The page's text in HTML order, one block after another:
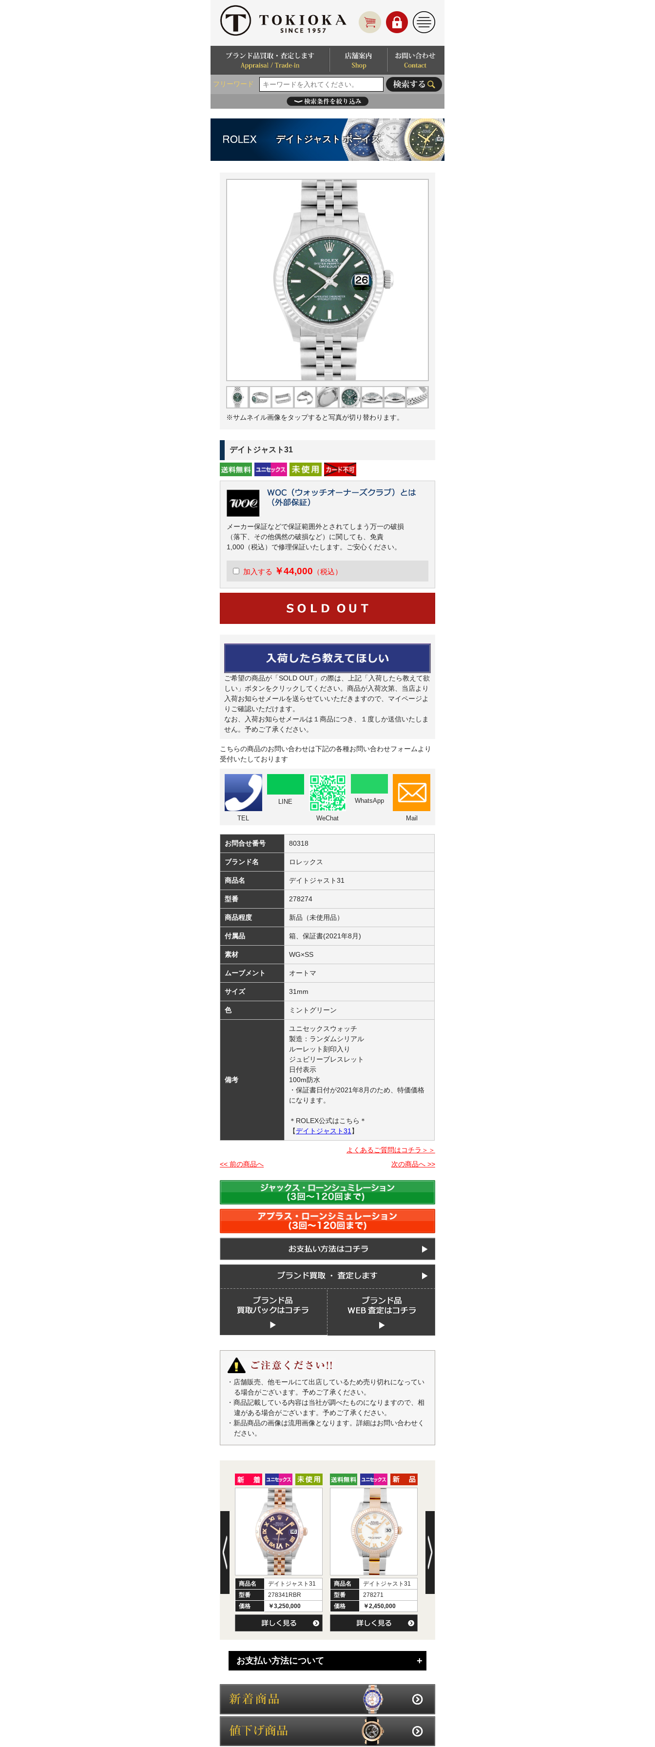
フリーワード
デイトジャスト ボーイズ
※サムネイル画像をタップすると写真が切り替わります。
デイトジャスト31
メーカー保証などで保証範囲外とされてしまう万一の破損
（落下、その他偶然の破損など）に関しても、免責
1,000（税込）で修理保証いたします。ご安心ください。
加入する ￥44,000 （税込）
ご希望の商品が「SOLD OUT」の際は、上記「入荷したら教えて欲
しい」ボタンをクリックしてください。商品が入荷次第、当店より
入荷お知らせメールを送らせていいただきますので、マイページよ
りご確認いただけます。
なお、入荷お知らせメールは１商品につき、１度しか送信いたしま
せん。予めご了承ください。
こちらの商品のお問い合わせは下記の各種お問い合わせフォームより
受付いたしております
TEL
LINE
WeChat
WhatsApp
Mail
お問合せ番号 80318
ブランド名 ロレックス
商品名 デイトジャスト31
型番 278274
商品程度 新品（未使用品）
付属品 箱、保証書(2021年8月)
素材 WG×SS
ムーブメント オートマ
サイズ 31mm
色 ミントグリーン
備考
ユニセックスウォッチ
製造：ランダムシリアル
ルーレット刻印入り
ジュビリーブレスレット
日付表示
100m防水
・保証書日付が2021年8月のため、特価価格
になります。
＊ROLEX公式はこちら＊
【デイトジャスト31 】
よくあるご質問はコチラ＞＞
<< 前の商品へ
次の商品へ >>
・店舗販売、他モールにて出店しているため売り切れになってい
る場合がございます。予めご了承ください。
・商品記載している内容は当社が調べたものになりますので、相
違がある場合がございます。予めご了承ください。
・新品商品の画像は流用画像となります。詳細はお問い合わせく
ださい。
商品名
デイトジャスト31
型番
278341RBR
価格
￥3,250,000
商品名
デイトジャスト31
型番
278271
価格
￥2,450,000
型番
お支払い方法について